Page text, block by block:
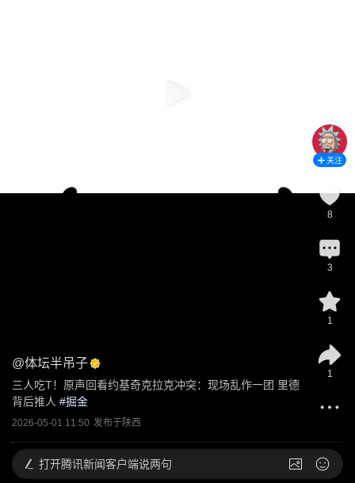
@体坛半吊子
三人吃T！原声回看约基奇克拉克冲突：现场乱作一团 里德
背后推人 #掘金
2026-05-01 11:50 发布于陕西
关注
8
3
1
1
打开腾讯新闻客户端说两句